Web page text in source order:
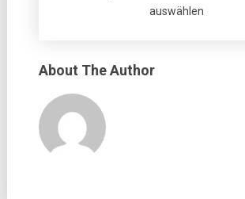
auswählen
About The Author